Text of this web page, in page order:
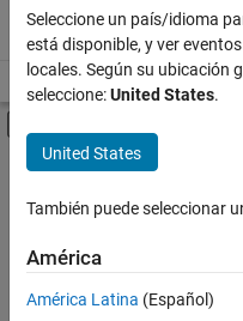
MathWorks
Visión general Búsqueda de
Contenido principal
FILTRADO POR
Education Sales
Inside Sales
Seleccione un país/idioma
está disponible, y ver
locales. Según su ubicación
seleccione:United States.
United States
También puede seleccionar
América
América Latina (Español)